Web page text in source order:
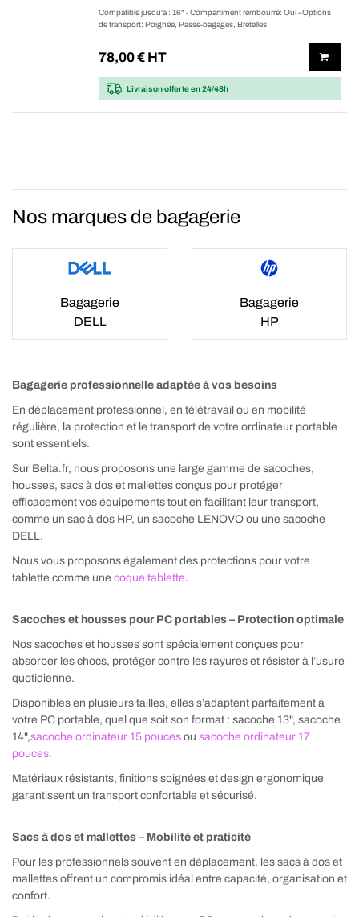
Compatible jusqu'à : 16" - Compartiment rembourré: Oui - Options
de transport: Poignée, Passe-bagages, Bretelles
78,00€ HT
Livraison offerteen 24/48h
Nos marques de bagagerie
Bagagerie
DELL
Bagagerie
HP
Bagagerie professionnelle adaptée à vos besoins
En déplacement professionnel, en télétravail ou en mobilité
régulière, la protection et le transport de votre ordinateur portable
sont essentiels.
Sur Belta.fr, nous proposons une large gamme de sacoches,
housses, sacs à dos et mallettes conçus pour protéger
efficacement vos équipements tout en facilitant leur transport,
comme un sac à dos HP, un sacoche LENOVO ou une sacoche
DELL.
Nous vous proposons également des protections pour votre
tablette comme une coque tablette.
Sacoches et housses pour PC portables – Protection optimale
Nos sacoches et housses sont spécialement conçues pour
absorber les chocs, protéger contre les rayures et résister à l’usure
quotidienne.
Disponibles en plusieurs tailles, elles s’adaptent parfaitement à
votre PC portable, quel que soit son format : sacoche 13", sacoche
14",sacoche ordinateur 15 pouces ou sacoche ordinateur 17
pouces.
Matériaux résistants, finitions soignées et design ergonomique
garantissent un transport confortable et sécurisé.
Sacs à dos et mallettes – Mobilité et praticité
Pour les professionnels souvent en déplacement, les sacs à dos et
mallettes offrent un compromis idéal entre capacité, organisation et
confort.